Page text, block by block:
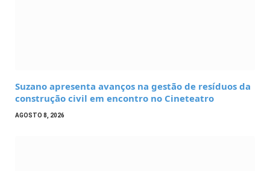
Suzano apresenta avanços na gestão de resíduos da
construção civil em encontro no Cineteatro
AGOSTO 8, 2026